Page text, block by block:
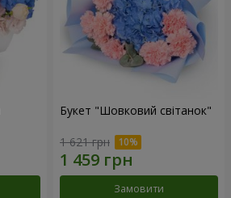
Букет "Шовковий світанок"
1 621 грн
Замовити